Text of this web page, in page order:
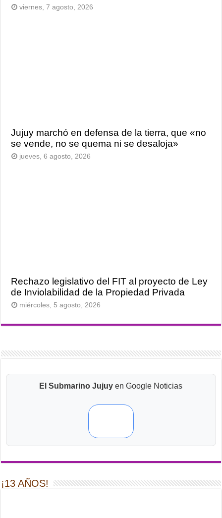
viernes, 7 agosto, 2026
Jujuy marchó en defensa de la tierra, que «no
se vende, no se quema ni se desaloja»
jueves, 6 agosto, 2026
Rechazo legislativo del FIT al proyecto de Ley
de Inviolabilidad de la Propiedad Privada
miércoles, 5 agosto, 2026
El Submarino Jujuy en Google Noticias
¡13 AÑOS!